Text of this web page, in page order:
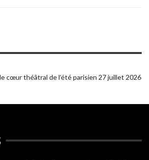
cœur théâtral de l’été parisien 27 juillet 2026